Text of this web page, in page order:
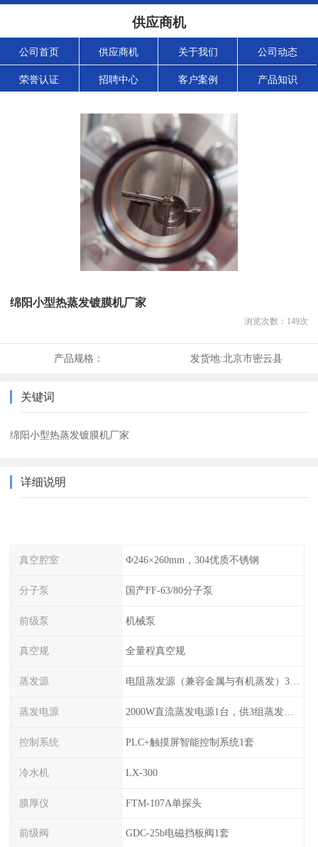
供应商机
公司首页 供应商机 关于我们 公司动态
荣誉认证 招聘中心 客户案例 产品知识
绵阳小型热蒸发镀膜机厂家
浏览次数： 149次
产品规格： 发货地:北京市密云县
关键词
绵阳小型热蒸发镀膜机厂家
详细说明
真空腔室 Ф246×260mm，304优质不锈钢
分子泵 国产FF-63/80分子泵
前级泵 机械泵
真空规 全量程真空规
蒸发源 电阻蒸发源（兼容金属与有机蒸发）3组，可切换使用
蒸发电源 2000W直流蒸发电源1台，供3组蒸发源切换使用
控制系统 PLC+触摸屏智能控制系统1套
冷水机 LX-300
膜厚仪 FTM-107A单探头
前级阀 GDC-25b电磁挡板阀1套